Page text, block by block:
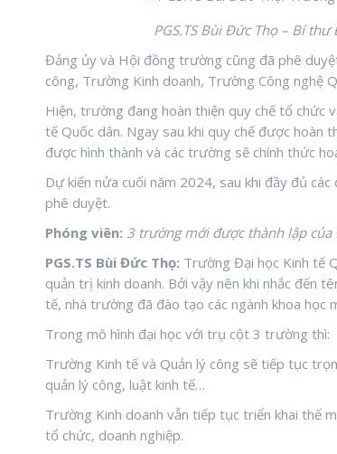
PGS.TS Bùi Đức Thọ – Bí
Đảng ủy và Hội đồng trường cũng đã phê
công, Trường Kinh doanh, Trường Công nghệ
Hiện, trường đang hoàn thiện quy chế tổ chức
tế Quốc dân. Ngay sau khi quy chế được
được hình thành và các trường sẽ chính thức
Dự kiến nửa cuối năm 2024, sau khi đầy đủ
phê duyệt.
Phóng viên: 3 trường mới được thành lập của
PGS.TS Bùi Đức Thọ: Trường Đại học Kinh tế
quản trị kinh doanh. Bởi vậy nên khi nhắc đến
tế, nhà trường đã đào tạo các ngành khoa
Trong mô hình đại học với trụ cột 3 trường thì:
Trường Kinh tế và Quản lý công sẽ tiếp tục
quản lý công, luật kinh tế…
Trường Kinh doanh vẫn tiếp tục triển khai thế
tổ chức, doanh nghiệp.